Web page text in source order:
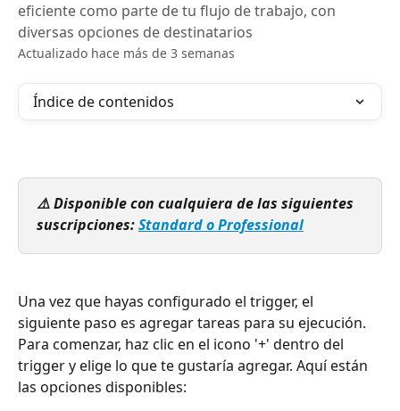
eficiente como parte de tu flujo de trabajo, con
diversas opciones de destinatarios
Actualizado hace más de 3 semanas
Índice de contenidos
⚠️ Disponible con cualquiera de las siguientes
suscripciones: Standard o Professional
Una vez que hayas configurado el trigger, el
siguiente paso es agregar tareas para su ejecución.
Para comenzar, haz clic en el icono '+' dentro del
trigger y elige lo que te gustaría agregar. Aquí están
las opciones disponibles: